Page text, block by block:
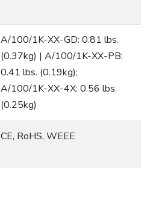
A/100/1K-XX-GD: 0.81 lbs.
(0.37kg) | A/100/1K-XX-PB:
0.41 lbs. (0.19kg);
A/100/1K-XX-4X: 0.56 lbs.
(0.25kg)
CE, RoHS, WEEE